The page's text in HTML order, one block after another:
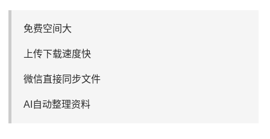
免费空间大
上传下载速度快
微信直接同步文件
AI自动整理资料